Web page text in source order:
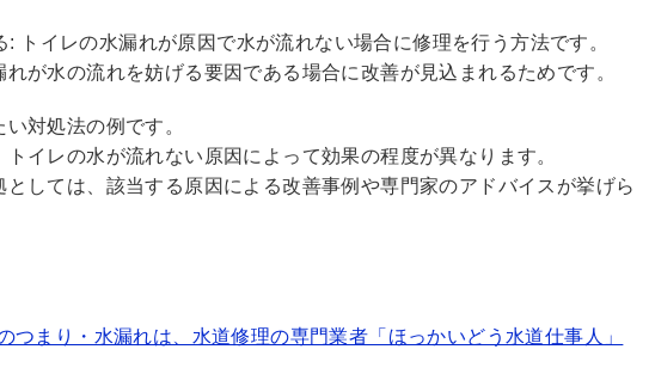
: トイレの水漏れが原因で水が流れない場合に修理を行う方法です。
が水の流れを妨げる要因である場合に改善が見込まれるためです。
対処法の例です。
トイレの水が流れない原因によって効果の程度が異なります。
としては、該当する原因による改善事例や専門家のアドバイスが挙げら
つまり・水漏れは、水道修理の専門業者「ほっかいどう水道仕事人」